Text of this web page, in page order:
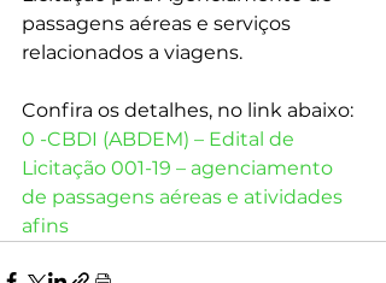
passagens aéreas e serviços
relacionados a viagens.
Confira os detalhes, no link abaixo:
0 -CBDI (ABDEM) – Edital de
Licitação 001-19 – agenciamento
de passagens aéreas e atividades
afins